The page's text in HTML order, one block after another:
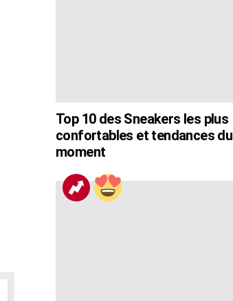
Top 10 des Sneakers les plus
confortables et tendances du
moment